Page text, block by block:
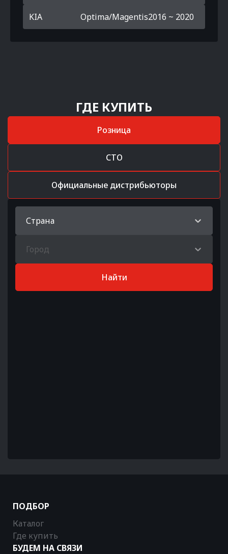
KIA Optima/Magentis2016 ~ 2020
ГДЕ КУПИТЬ
Розница
СТО
Официальные дистрибьюторы
Страна
Город
Найти
ПОДБОР
Каталог
Где купить
БУДЕМ НА СВЯЗИ